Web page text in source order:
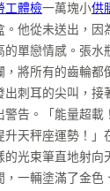
工體檢一萬塊小供
他從未送出，因
單戀情感。張水
，將所有的齒輪都
出刺耳的尖叫，接
警告。「能量超載
升天秤座運勢！」
光束筆直地射向
一輛塗滿了金色